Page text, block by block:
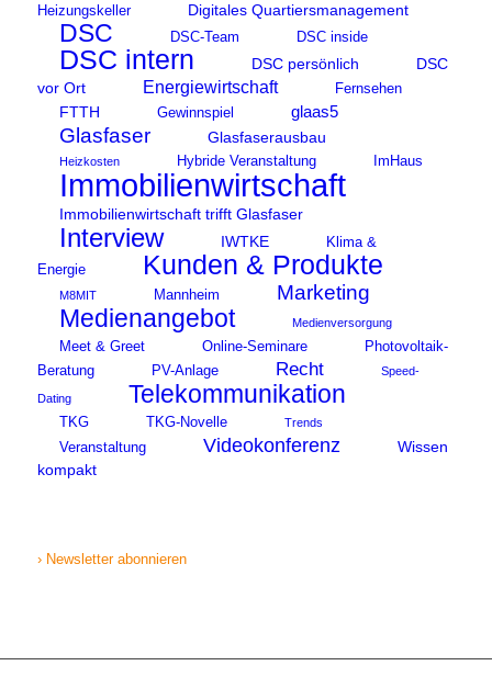
Heizungskeller
Digitales Quartiersmanagement
DSC DSC-Team DSC inside
DSC intern DSC persönlich
DSC
vor Ort
Energiewirtschaft Fernsehen
FTTH Gewinnspiel glaas5
Glasfaser Glasfaserausbau
Heizkosten Hybride Veranstaltung ImHaus
Immobilienwirtschaft
Immobilienwirtschaft trifft Glasfaser
Interview IWTKE
Klima &
Energie
Kunden & Produkte
M8MIT Mannheim Marketing
Medienangebot Medienversorgung
Meet & Greet Online-Seminare
Photovoltaik-
Beratung
PV-Anlage Recht Speed-
Dating Telekommunikation
TKG TKG-Novelle Trends
Veranstaltung Videokonferenz
Wissen
kompakt
› Newsletter abonnieren